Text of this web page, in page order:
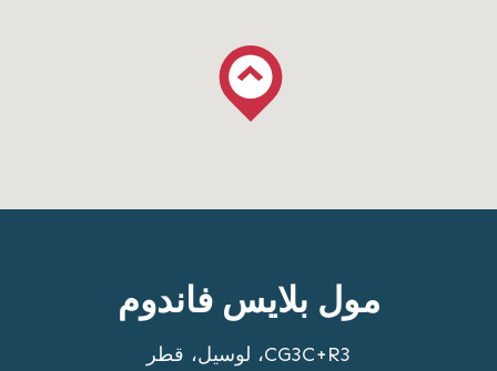
مول بلايس فاندوم
CG3C+R3، لوسيل، قطر